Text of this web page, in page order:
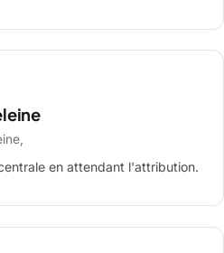
en attendant l'attribution.